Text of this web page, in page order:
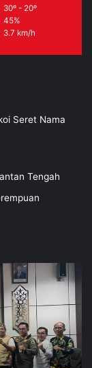
30º - 20º
45%
3.7 km/h
Seret Nama
Tengah